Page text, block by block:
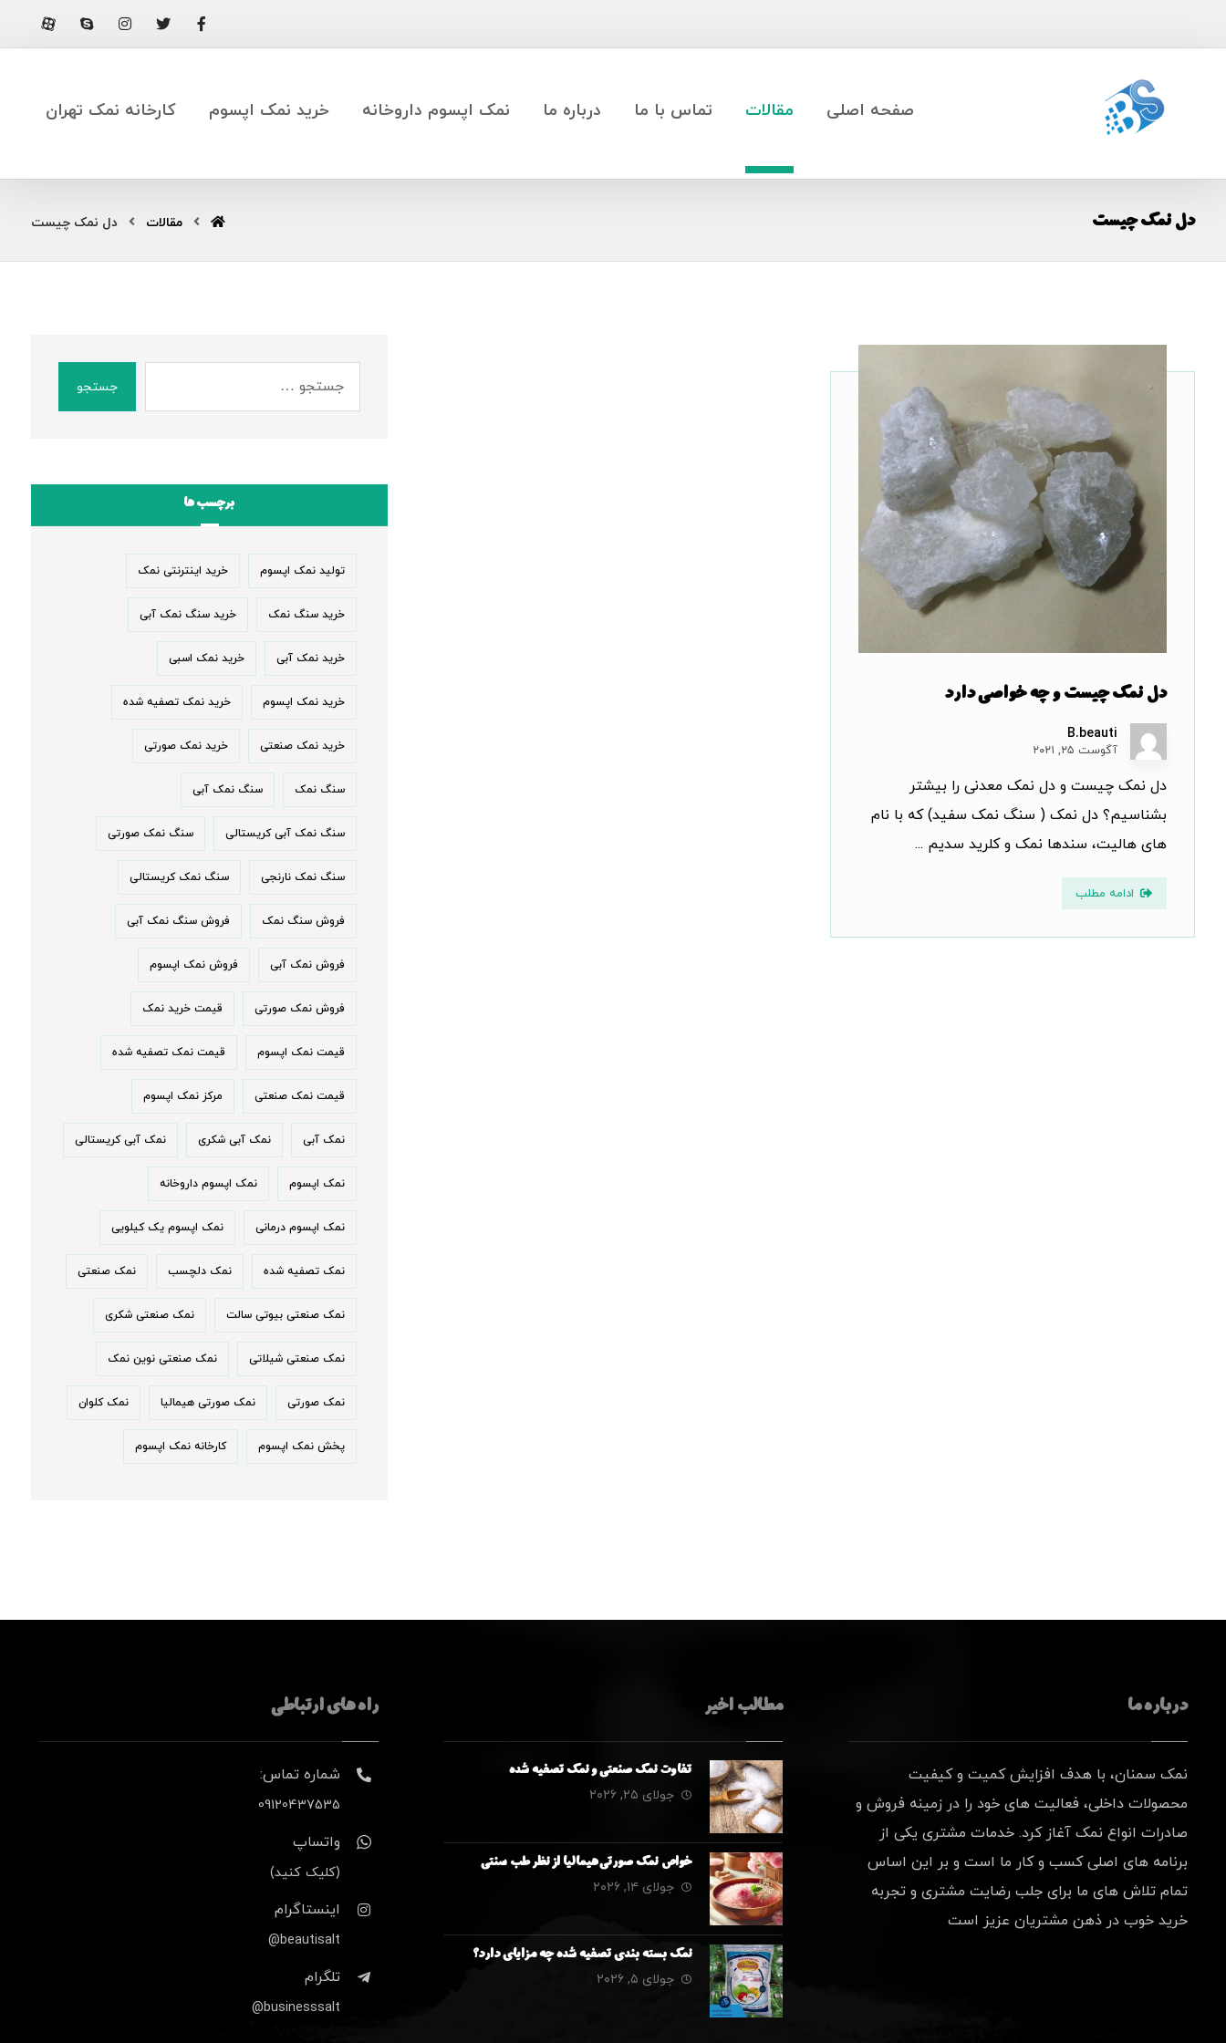
صفحه اصلی مقالات تماس با ما درباره ما نمک اپسوم داروخانه خرید نمک اپسوم کارخانه نمک تهران
دل نمک چیست مقالات دل نمک چیست
دل نمک چیست و چه خواصی دارد
B.beauti
آگوست ۲۵, ۲۰۲۱
دل نمک چیست و دل نمک معدنی را بیشتر
بشناسیم؟ دل نمک ( سنگ نمک سفید) که با نام
های هالیت، سندها نمک و کلرید سدیم ...
ادامه مطلب
جستجو
برچسب ها
تولید نمک اپسوم خرید اینترنتی نمک
خرید سنگ نمک خرید سنگ نمک آبی
خرید نمک آبی خرید نمک اسبی
خرید نمک اپسوم خرید نمک تصفیه شده
خرید نمک صنعتی خرید نمک صورتی
سنگ نمک سنگ نمک آبی
سنگ نمک آبی کریستالی سنگ نمک صورتی
سنگ نمک نارنجی سنگ نمک کریستالی
فروش سنگ نمک فروش سنگ نمک آبی
فروش نمک آبی فروش نمک اپسوم
فروش نمک صورتی قیمت خرید نمک
قیمت نمک اپسوم قیمت نمک تصفیه شده
قیمت نمک صنعتی مرکز نمک اپسوم
نمک آبی نمک آبی شکری نمک آبی کریستالی
نمک اپسوم نمک اپسوم داروخانه
نمک اپسوم درمانی نمک اپسوم یک کیلویی
نمک تصفیه شده نمک دلچسب نمک صنعتی
نمک صنعتی بیوتی سالت نمک صنعتی شکری
نمک صنعتی شیلاتی نمک صنعتی نوین نمک
نمک صورتی نمک صورتی هیمالیا نمک کلوان
پخش نمک اپسوم کارخانه نمک اپسوم
درباره ما
نمک سمنان، با هدف افزایش کمیت و کیفیت
محصولات داخلی، فعالیت های خود را در زمینه فروش و
صادرات انواع نمک آغاز کرد. خدمات مشتری یکی از
برنامه های اصلی کسب و کار ما است و بر این اساس
تمام تلاش های ما برای جلب رضایت مشتری و تجربه
خرید خوب در ذهن مشتریان عزیز است
مطالب اخیر
تفاوت نمک صنعتی و نمک تصفیه شده
جولای ۲۵, ۲۰۲۶
خواص نمک صورتی هیمالیا از نظر طب سنتی
جولای ۱۴, ۲۰۲۶
نمک بسته بندی تصفیه شده چه مزایای دارد؟
جولای ۵, ۲۰۲۶
راه های ارتباطی
شماره تماس:
09120437535
واتساپ
(کلیک کنید)
اینستاگرام
beautisalt@
تلگرام
businesssalt@